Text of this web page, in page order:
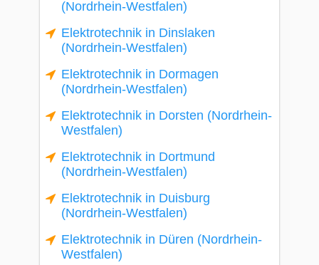
(Nordrhein-Westfalen)
Elektrotechnik in Dinslaken
(Nordrhein-Westfalen)
Elektrotechnik in Dormagen
(Nordrhein-Westfalen)
Elektrotechnik in Dorsten (Nordrhein-
Westfalen)
Elektrotechnik in Dortmund
(Nordrhein-Westfalen)
Elektrotechnik in Duisburg
(Nordrhein-Westfalen)
Elektrotechnik in Düren (Nordrhein-
Westfalen)